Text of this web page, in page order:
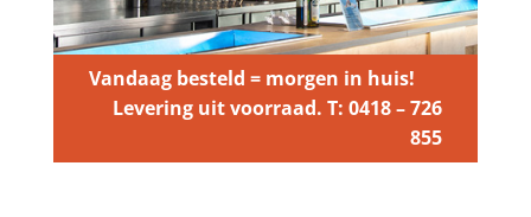
Vandaag besteld = morgen in huis!
Levering uit voorraad. T: 0418 – 726
855